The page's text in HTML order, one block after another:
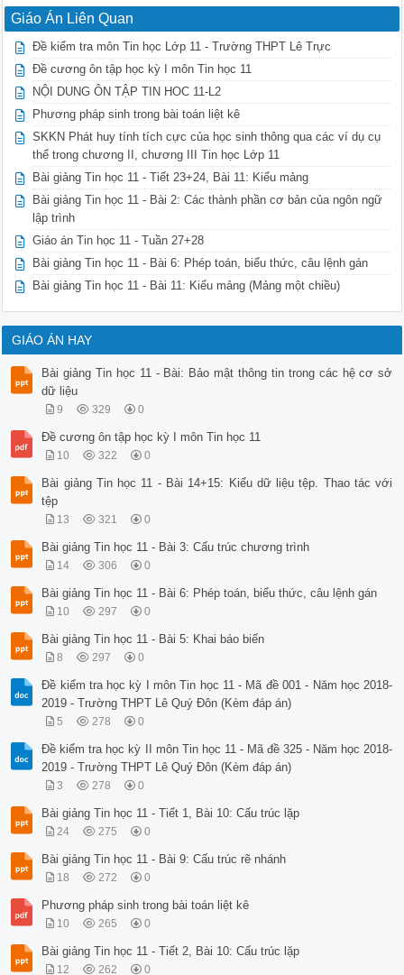
Clrscr;
Nếu như trên ổ D:\TP chưa có ASSIGN(tep2,
tệp BAITAP.INP, thì tệp sẽ được
tạo rỗng. Nếu đã có, thì nội REWRITE (tep2);
dung cũ bị xoá để chuẩn bị ghi
dữ liệu mới. Giá trị hai biến
a=3, b=5 được
ghi ở trong tệp
BAITAP.INP. e. Thñ tôc ®ãng tÖp CLOSE()
Ghi d÷ liÖu ra tÖp §äc d÷ liÖu tõ tÖp
Program vd1; Program vd2;
Uses crt; Uses crt;
Var Var
tep2: TEXT; tep2: TEXT;
a,b: integer; x1,y1: integer;
BEGIN BEGIN
Clrscr; Clrscr;
ASSIGN(tep2, ‘D:\TP\BAITAP.INP’); ASSIGN(tep2,
REWRITE (tep2); RESET (tep2);
WRITE (tep2,a,b); WRITE (‘Hai so do la’ ,x1,y1);
Close(tep2); Close(tep2);
Readln;
END.
END. H·y nhí!
➢ Khai b¸o tÖp v¨n b¶n:
➢ G¸n tªn tÖp:
ASSIGN();
- §Ó ®äc: RESET();
- §Ó ghi: REWRITE();
➢ §äc/ghi tÖp
Ghi: REWRITE(,biÕn ®a ra);
➢ §ãng tÖp
Giáo Án Liên Quan
Đề kiểm tra môn Tin học Lớp 11 - Trường THPT Lê Trực
Đề cương ôn tập học kỳ I môn Tin học 11
NỘI DUNG ÔN TẬP TIN HOC 11-L2
Phương pháp sinh trong bài toán liệt kê
SKKN Phát huy tính tích cực của học sinh thông qua các ví dụ cụ
thể trong chương II, chương III Tin học Lớp 11
Bài giảng Tin học 11 - Tiết 23+24, Bài 11: Kiểu mảng
Bài giảng Tin học 11 - Bài 2: Các thành phần cơ bản của ngôn ngữ
lập trình
Giáo án Tin học 11 - Tuần 27+28
Bài giảng Tin học 11 - Bài 6: Phép toán, biểu thức, câu lệnh gán
Bài giảng Tin học 11 - Bài 11: Kiểu mảng (Mảng một chiều)
GIÁO ÁN HAY
Bài giảng Tin học 11 - Bài: Bảo mật thông tin trong các hệ cơ sở
dữ liệu
9 329 0
Đề cương ôn tập học kỳ I môn Tin học 11
10 322 0
Bài giảng Tin học 11 - Bài 14+15: Kiểu dữ liệu tệp. Thao tác với
tệp
13 321 0
Bài giảng Tin học 11 - Bài 3: Cấu trúc chương trình
14 306 0
Bài giảng Tin học 11 - Bài 6: Phép toán, biểu thức, câu lệnh gán
10 297 0
Bài giảng Tin học 11 - Bài 5: Khai báo biến
8 297 0
Đề kiểm tra học kỳ I môn Tin học 11 - Mã đề 001 - Năm học 2018-
2019 - Trường THPT Lê Quý Đôn (Kèm đáp án)
5 278 0
Đề kiểm tra học kỳ II môn Tin học 11 - Mã đề 325 - Năm học 2018-
2019 - Trường THPT Lê Quý Đôn (Kèm đáp án)
3 278 0
Bài giảng Tin học 11 - Tiết 1, Bài 10: Cấu trúc lặp
24 275 0
Bài giảng Tin học 11 - Bài 9: Cấu trúc rẽ nhánh
18 272 0
Phương pháp sinh trong bài toán liệt kê
10 265 0
Bài giảng Tin học 11 - Tiết 2, Bài 10: Cấu trúc lặp
12 262 0